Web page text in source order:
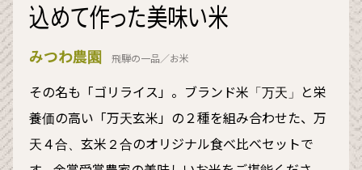
込めて作った美味い米
みつわ農園 飛騨の一品／お米
その名も「ゴリライス」。ブランド米「万天」と栄
養価の高い「万天玄米」の２種を組み合わせた、万
天４合、玄米２合のオリジナル食べ比べセットで